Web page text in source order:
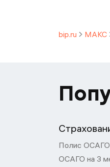
bip.ru МАКС
Полис ОСАГО
ОСАГО на 3